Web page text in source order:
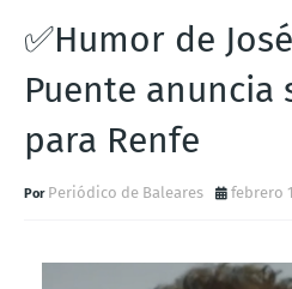
✅Humor de
Puente anuncia
para Renfe
Periódico de Baleares febrero